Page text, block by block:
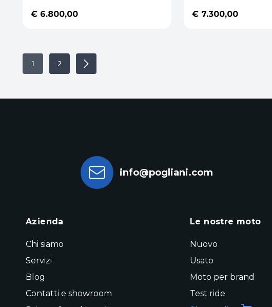
€ 6.800,00 € 7.300,00
1 2
info@pogliani.com
Azienda
Chi siamo
Servizi
Blog
Contatti e showroom
Le nostre moto
Nuovo
Usato
Moto per brand
Test ride